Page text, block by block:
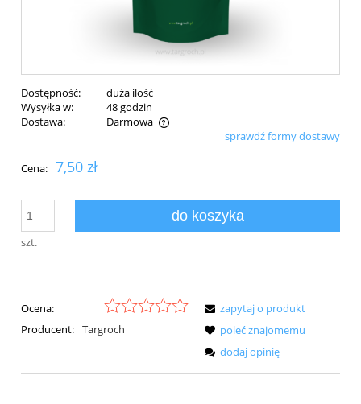
Dostępność:
duża ilość
Wysyłka w:
48 godzin
Dostawa:
Darmowa
Cena nie zawiera ewentualnych kosztów płatnościsprawdź formy dostawy
Cena: 7,50 zł
szt.
do koszyka
Ocena:
Producent: Targroch
zapytaj o produkt
poleć znajomemu
dodaj opinię